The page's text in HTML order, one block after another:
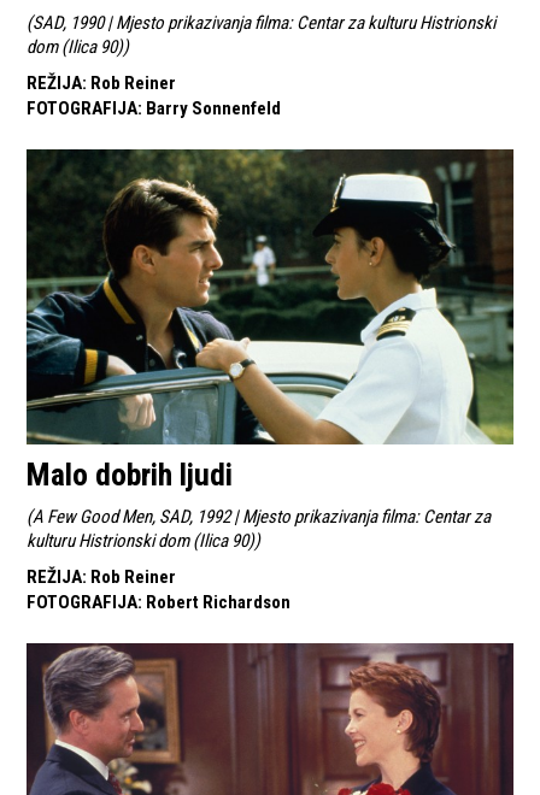
(SAD, 1990 | Mjesto prikazivanja filma: Centar za kulturu Histrionski
dom (Ilica 90))
REŽIJA: Rob Reiner
FOTOGRAFIJA: Barry Sonnenfeld
Malo dobrih ljudi
(A Few Good Men, SAD, 1992 | Mjesto prikazivanja filma: Centar za
kulturu Histrionski dom (Ilica 90))
REŽIJA: Rob Reiner
FOTOGRAFIJA: Robert Richardson